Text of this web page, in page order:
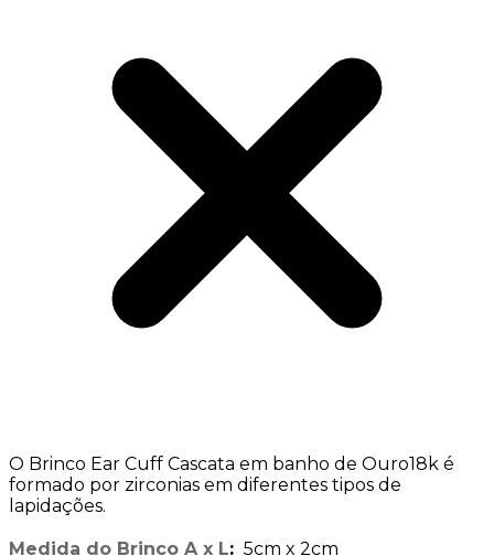
O Brinco Ear Cuff Cascata em banho de Ouro18k é
formado por zirconias em diferentes tipos de
lapidações.
Medida do Brinco A x L: 5cm x 2cm